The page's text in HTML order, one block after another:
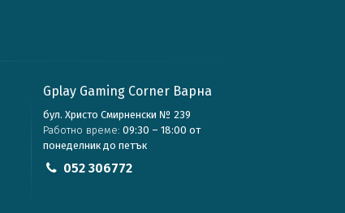
Gplay Gaming Corner Варна
бул. Христо Смирненски № 239
Работно време: 09:30 – 18:00 от
понеделник до петък
052 306772